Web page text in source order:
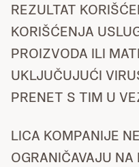
REZULTAT
KORIŠĆENJA
PROIZVODA ILI
UKLJUČUJUĆI
PRENET S TIM U
LICA KOMPANIJE
OGRANIČAVAJU